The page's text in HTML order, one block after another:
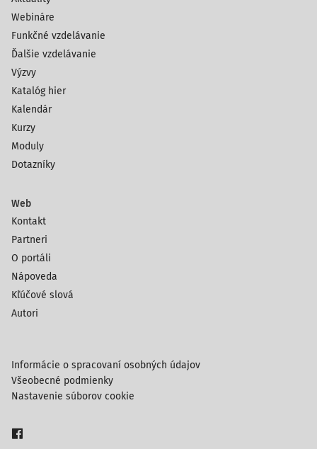
Webináre
Funkčné vzdelávanie
Ďalšie vzdelávanie
Výzvy
Katalóg hier
Kalendár
Kurzy
Moduly
Dotazníky
Web
Kontakt
Partneri
O portáli
Nápoveda
Kľúčové slová
Autori
Informácie o spracovaní osobných údajov
Všeobecné podmienky
Nastavenie súborov cookie